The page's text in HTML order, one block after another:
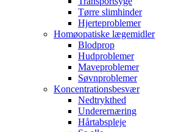
Tørre slimhinder
Hjerteproblemer
Homøopatiske lægemidler
Blodprop
Hudproblemer
Maveproblemer
Søvnproblemer
Koncentrationsbesvær
Nedtrykthed
Underernæring
Hårtabspleje